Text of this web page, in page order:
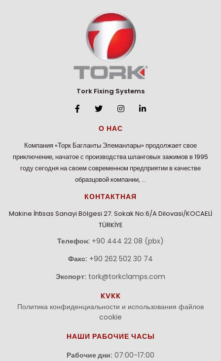
Tork Fixing Systems
О НАС
Компания «Торк Багланты Элеманлары» продолжает свое
приключение, начатое с производства шланговых зажимов в 1995
году сегодня на своем современном предприятии в качестве
образцовой компании, …
КОНТАКТНАЯ
Makine İhtisas Sanayi Bölgesi 27. Sokak No:6/A Dilovasi/KOCAELİ
TÜRKİYE
Телефон: +90 444 22 08 (pbx)
Факс: +90 262 502 30 74
Экспорт: tork@torkclamps.com
KVKK
Политика конфиденциальности и использования файлов
cookie
НАШИ РАБОЧИЕ ЧАСЫ
Рабочие дни: 07:00-17:00